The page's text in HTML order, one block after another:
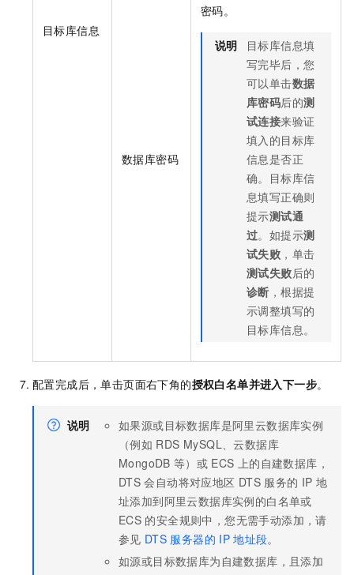
目标库信息
数据库密码
密码。
说明
目标库信息填
写完毕后，您
可以单击数据
库密码后的测
试连接来验证
填入的目标库
信息是否正
确。目标库信
息填写正确则
提示测试通
过。如提示测
试失败 ，单击
测试失败后的
诊断 ，根据提
示调整填写的
目标库信息。
配置完成后，单击页面右下角的授权白名单并进入下一步。
说明
如果源或目标数据库是阿里云数据库实例
（例如 RDS MySQL、云数据库
MongoDB 等）或 ECS 上的自建数据库，
DTS 会自动将对应地区 DTS 服务的 IP 地
址添加到阿里云数据库实例的白名单或
ECS 的安全规则中，您无需手动添加，请
参见 DTS 服务器的 IP 地址段。
如源或目标数据库为自建数据库，且添加